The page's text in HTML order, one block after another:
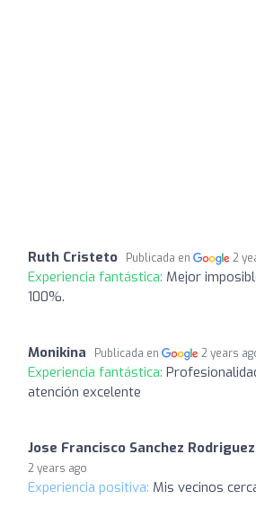
Ruth Cristeto Publicada en 2
Experiencia fantástica: Mejor
100%.
Monikina Publicada en 2 years
Experiencia fantástica:
atención excelente
Jose Francisco Sanchez Rodriguez
2 years ago
Experiencia positiva: Mis vecinos